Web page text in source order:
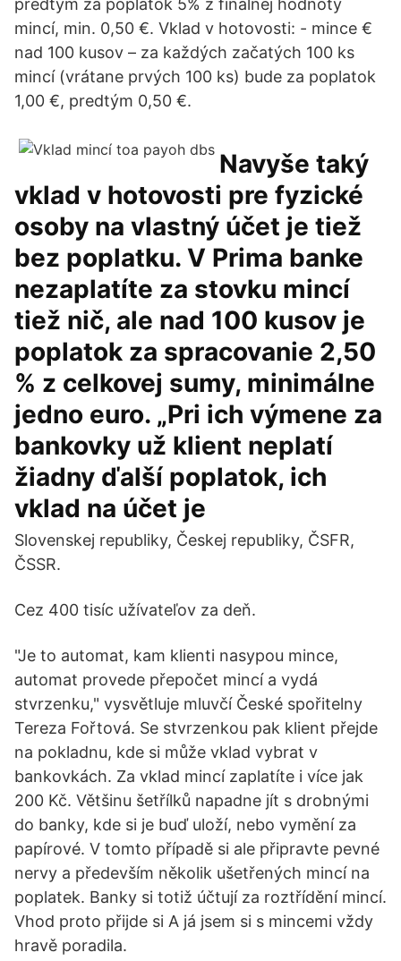
predtým za poplatok 5% z finálnej hodnoty
mincí, min. 0,50 €. Vklad v hotovosti: - mince €
nad 100 kusov – za každých začatých 100 ks
mincí (vrátane prvých 100 ks) bude za poplatok
1,00 €, predtým 0,50 €.
Navyše taký
vklad v hotovosti pre fyzické
osoby na vlastný účet je tiež
bez poplatku. V Prima banke
nezaplatíte za stovku mincí
tiež nič, ale nad 100 kusov je
poplatok za spracovanie 2,50
% z celkovej sumy, minimálne
jedno euro. „Pri ich výmene za
bankovky už klient neplatí
žiadny ďalší poplatok, ich
vklad na účet je
Slovenskej republiky, Českej republiky, ČSFR,
ČSSR.
Cez 400 tisíc užívateľov za deň.
"Je to automat, kam klienti nasypou mince,
automat provede přepočet mincí a vydá
stvrzenku," vysvětluje mluvčí České spořitelny
Tereza Fořtová. Se stvrzenkou pak klient přejde
na pokladnu, kde si může vklad vybrat v
bankovkách. Za vklad mincí zaplatíte i více jak
200 Kč. Většinu šetřílků napadne jít s drobnými
do banky, kde si je buď uloží, nebo vymění za
papírové. V tomto případě si ale připravte pevné
nervy a především několik ušetřených mincí na
poplatek. Banky si totiž účtují za roztřídění mincí.
Vhod proto přijde si A já jsem si s mincemi vždy
hravě poradila.